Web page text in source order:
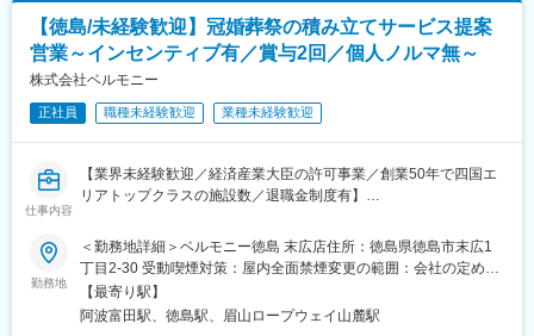
ャーとして、従業員のOJTや新規スタッフの面接、イベントの企
画などのマネジメントに関する幅広い業務をご担当頂きます。
■組織構成/入社後について：
組織としては、新卒入社の社員から70代まで幅広い年代の社員が
在籍しております。1チームは4~5人で活動しておりますので、す
ぐに馴染むことができる環境です。また、入社後の3か月間は研修
を行いながら、先輩社員の営業に同行して現場も学びます。1年間
はメンバーとして営業を行いますが、ゆくゆくは拠点をまとめる
マネージャーとしてご活躍頂きたいと思っております。
【徳島/未経験歓迎】冠婚葬祭の積み立てサービス提案
営業～インセンティブ有／賞与2回／個人ノルマ無～
株式会社ベルモニー
正社員 職種未経験歓迎 業種未経験歓迎
仕事内容
【業界未経験歓迎／経済産業大臣の許可事業／創業50年で四国エ
リアトップクラスの施設数／退職金制度有】
■概要：
当社は、冠婚葬祭において、エリアトップクラスの施設数と幅広
いニーズにお応えできる様々な商品、お客様の気持ちに寄り添っ
たサービスが評価されており、年間約6,500件のご依頼を頂いてお
ります。今回はさらなる事業拡大に向け、経済産業大臣許可事業
勤務地
＜勤務地詳細＞ベルモニー徳島 末広店住所：徳島県徳島市末広1
丁目2-30 受動喫煙対策：屋内全面禁煙変更の範囲：会社の定める
事業所
【最寄り駅】
阿波富田駅、徳島駅、眉山ロープウェイ山麓駅